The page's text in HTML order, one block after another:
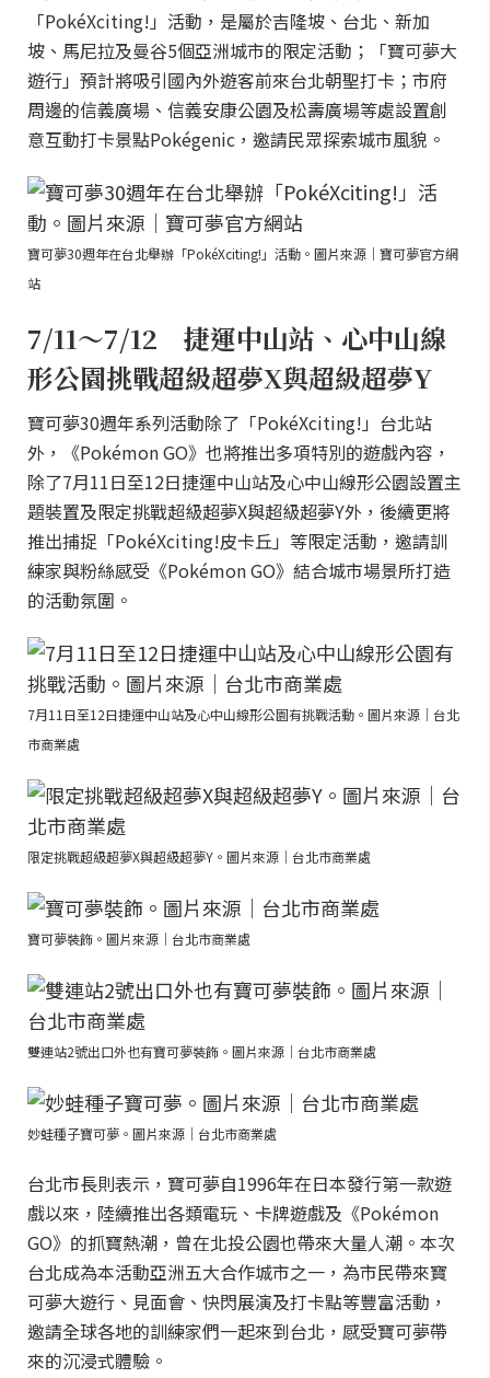
「PokéXciting!」活動，是屬於吉隆坡、台北、新加
坡、馬尼拉及曼谷5個亞洲城市的限定活動；「寶可夢大
遊行」預計將吸引國內外遊客前來台北朝聖打卡；市府
周邊的信義廣場、信義安康公園及松壽廣場等處設置創
意互動打卡景點Pokégenic，邀請民眾探索城市風貌。
寶可夢30週年在台北舉辦「PokéXciting!」活動。圖片來源｜寶可夢官方網
站
7/11～7/12 捷運中山站、心中山線
形公園挑戰超級超夢X與超級超夢Y
寶可夢30週年系列活動除了「PokéXciting!」台北站
外，《Pokémon GO》也將推出多項特別的遊戲內容，
除了7月11日至12日捷運中山站及心中山線形公園設置主
題裝置及限定挑戰超級超夢X與超級超夢Y外，後續更將
推出捕捉「PokéXciting!皮卡丘」等限定活動，邀請訓
練家與粉絲感受《Pokémon GO》結合城市場景所打造
的活動氛圍。
7月11日至12日捷運中山站及心中山線形公園有挑戰活動。圖片來源｜台北
市商業處
限定挑戰超級超夢X與超級超夢Y。圖片來源｜台北市商業處
寶可夢裝飾。圖片來源｜台北市商業處
雙連站2號出口外也有寶可夢裝飾。圖片來源｜台北市商業處
妙蛙種子寶可夢。圖片來源｜台北市商業處
台北市長則表示，寶可夢自1996年在日本發行第一款遊
戲以來，陸續推出各類電玩、卡牌遊戲及《Pokémon
GO》的抓寶熱潮，曾在北投公園也帶來大量人潮。本次
台北成為本活動亞洲五大合作城市之一，為市民帶來寶
可夢大遊行、見面會、快閃展演及打卡點等豐富活動，
邀請全球各地的訓練家們一起來到台北，感受寶可夢帶
來的沉浸式體驗。